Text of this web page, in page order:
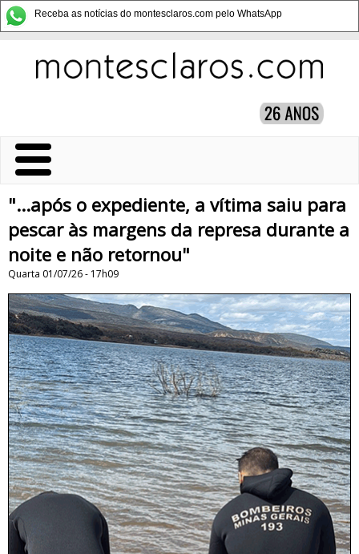
Receba as notícias do montesclaros.com pelo WhatsApp
"...após o expediente, a vítima saiu para
pescar às margens da represa durante a
noite e não retornou"
Quarta 01/07/26 - 17h09